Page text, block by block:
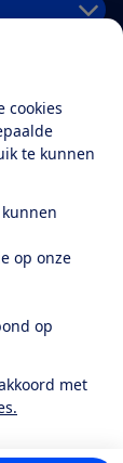
cookies
te kunnen
op onze
op
met
met gemiddeld